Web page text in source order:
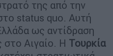
της από την
status quo. Αυτή
ως αντίδραση
στο Αιγαίο. Η Τουρκία